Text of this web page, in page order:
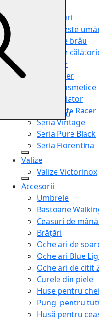
Serviete
Rucsacuri
Genți peste
Genți de brâu
Genți de
Shopper
Organiser
Truse cosmetice
Seria Aviator
Seria Cafe Racer
Seria Vintage
Seria Pure Black
Seria Fiorentina
Valize
Valize Victorinox
Accesorii
Umbrele
Bastoane
Ceasuri de
Brățări
Ochelari de
Ochelari Blue
Ochelari de citit
Curele din piele
Huse pentru chei
Pungi pentru
Husă pentru
0